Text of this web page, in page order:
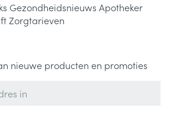
Gezondheidsnieuws Apotheker
Zorgtarieven
nieuwe producten en promoties